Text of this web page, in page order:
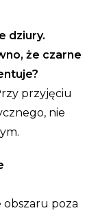
dziury.
że czarne
przyjęciu
nie
obszaru poza